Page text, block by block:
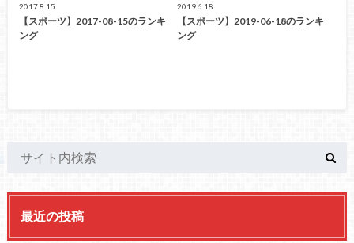
2017.8.15
【スポーツ】2017-08-15のランキ
ング
2019.6.18
【スポーツ】2019-06-18のランキ
ング
最近の投稿